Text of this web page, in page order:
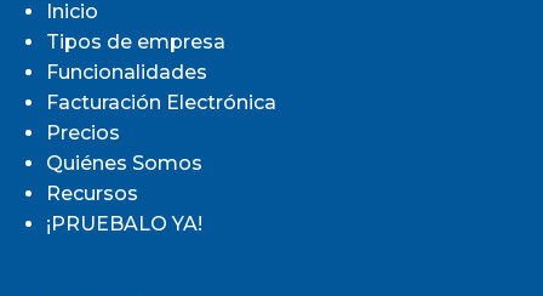
Inicio
Tipos de empresa
Funcionalidades
Facturación Electrónica
Precios
Quiénes Somos
Recursos
¡PRUEBALO YA!